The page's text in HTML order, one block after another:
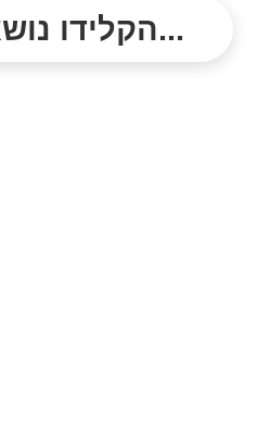
הקלידו נושא לימוד...